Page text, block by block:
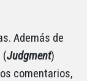
Además de
(Judgment)
comentarios,